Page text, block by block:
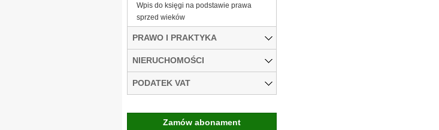
Wpis do księgi na podstawie prawa
sprzed wieków
PRAWO I PRAKTYKA
NIERUCHOMOŚCI
PODATEK VAT
Zamów abonament